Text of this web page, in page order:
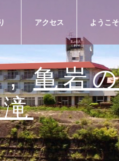
アクセス ようこそ
亀岩